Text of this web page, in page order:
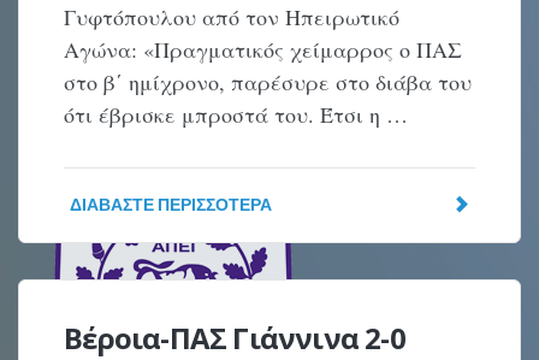
Γυφτόπουλου από τον Ηπειρωτικό
Αγώνα: «Πραγματικός χείμαρρος ο ΠΑΣ
στο β΄ ημίχρονο, παρέσυρε στο διάβα του
ότι έβρισκε μπροστά του. Έτσι η …
ΔΙΑΒΆΣΤΕ ΠΕΡΙΣΣΌΤΕΡΑ
Βέροια-ΠΑΣ Γιάννινα 2-0